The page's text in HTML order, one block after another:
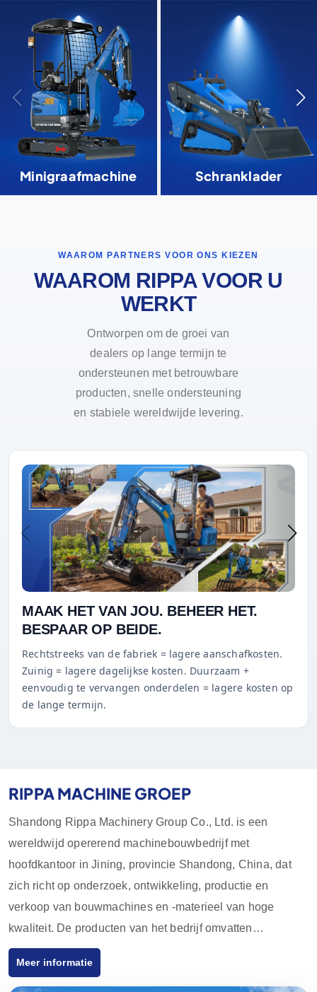
Minigraafmachine Schranklader
WAAROM PARTNERS VOOR ONS KIEZEN
WAAROM RIPPA VOOR U
WERKT
Ontworpen om de groei van
dealers op lange termijn te
ondersteunen met betrouwbare
producten, snelle ondersteuning
en stabiele wereldwijde levering.
MAAK HET VAN JOU. BEHEER HET.
BESPAAR OP BEIDE.
Rechtstreeks van de fabriek = lagere aanschafkosten.
Zuinig = lagere dagelijkse kosten. Duurzaam +
eenvoudig te vervangen onderdelen = lagere kosten op
de lange termijn.
RIPPA MACHINE GROEP
Shandong Rippa Machinery Group Co., Ltd. is een
wereldwijd opererend machinebouwbedrijf met
hoofdkantoor in Jining, provincie Shandong, China, dat
zich richt op onderzoek, ontwikkeling, productie en
verkoop van bouwmachines en -materieel van hoge
kwaliteit. De producten van het bedrijf omvatten
graafmachines, laders, vorkheftrucks, schrankladers en
Meer informatie